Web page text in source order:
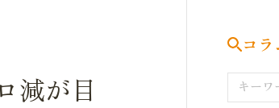
減が目
コラ